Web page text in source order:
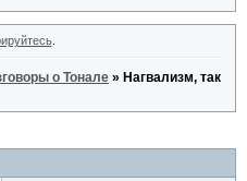
.
о Тонале » Нагвализм, так